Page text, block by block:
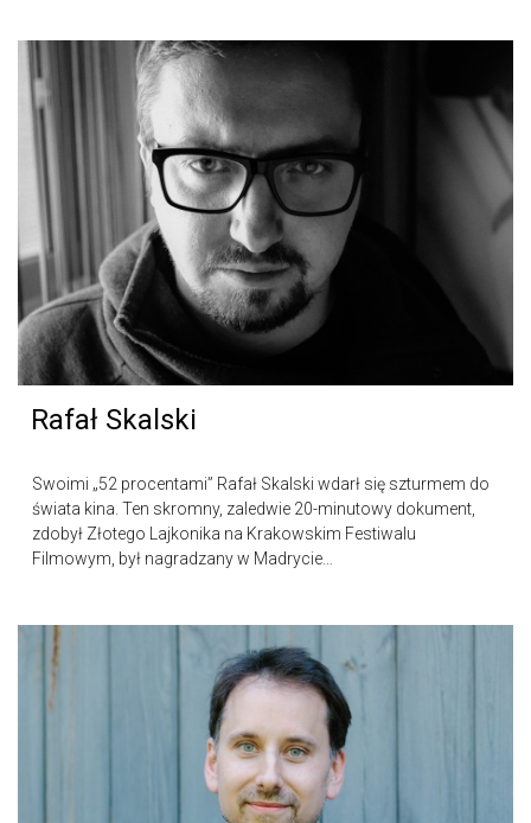
Rafał Skalski
Swoimi „52 procentami” Rafał Skalski wdarł się szturmem do
świata kina. Ten skromny, zaledwie 20-minutowy dokument,
zdobył Złotego Lajkonika na Krakowskim Festiwalu
Filmowym, był nagradzany w Madrycie…